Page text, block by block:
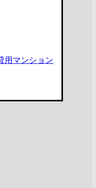
用マンション